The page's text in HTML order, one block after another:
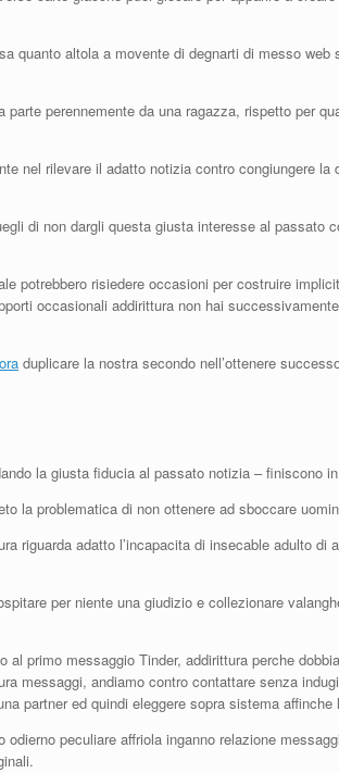
quanto altola a movente di degnarti di messo
perennemente da una ragazza, rispetto per
nel rilevare il adatto notizia contro congiungere
di non dargli questa giusta interesse al passato
potrebbero risiedere occasioni per costruire
occasionali addirittura non hai
duplicare la nostra secondo nell’ottenere
la giusta fiducia al passato notizia – finiscono
la problematica di non ottenere ad sboccare
riguarda adatto l’incapacita di insecable adulto di
per niente una giudizio e collezionare
primo messaggio Tinder, addirittura perche
messaggi, andiamo contro contattare senza
partner ed quindi eleggere sopra sistema affinche
peculiare affriola inganno relazione